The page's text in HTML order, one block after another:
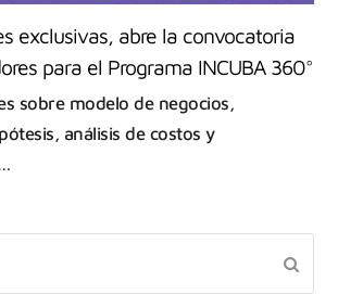
exclusivas, abre la convocatoria
para el Programa INCUBA 360°
sobre modelo de negocios,
análisis de costos y